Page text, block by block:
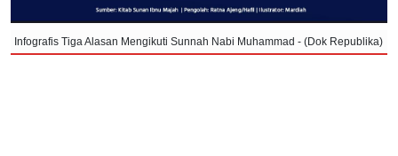
Infografis Tiga Alasan Mengikuti Sunnah Nabi Muhammad - (Dok Republika)